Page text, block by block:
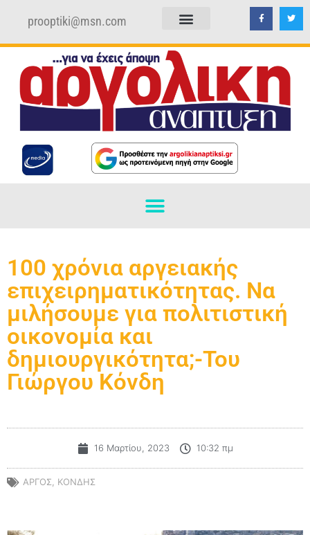
prooptiki@msn.com
100 χρόνια αργειακής
επιχειρηματικότητας. Να
μιλήσουμε για πολιτιστική
οικονομία και
δημιουργικότητα;-Του
Γιώργου Κόνδη
16 Μαρτίου, 2023 10:32 πμ
ΑΡΓΟΣ, ΚΟΝΔΗΣ